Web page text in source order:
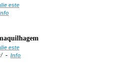
este
este
- Info